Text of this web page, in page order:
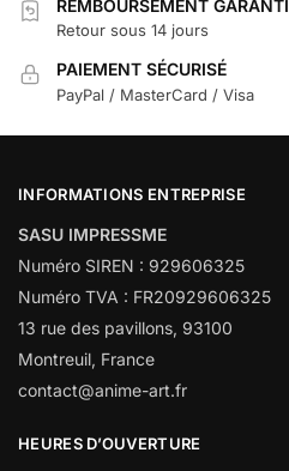
REMBOURSEMENT GARANTI
Retour sous 14 jours
PAIEMENT SÉCURISÉ
PayPal / MasterCard / Visa
INFORMATIONS ENTREPRISE
SASU IMPRESSME
Numéro SIREN : 929606325
Numéro TVA : FR20929606325
13 rue des pavillons, 93100
Montreuil, France
contact@anime-art.fr
HEURES D’OUVERTURE